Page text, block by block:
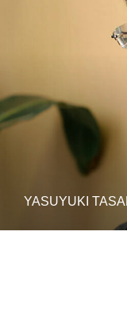
YASUYUKI